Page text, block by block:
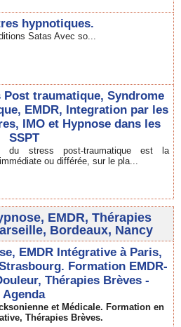
hypnotiques.
Satas Avec so...
traumatique, Syndrome
EMDR, Integration par les
IMO et Hypnose dans les
SSPT
du stress post-traumatique est la
ou différée, sur le pla...
EMDR, Thérapies
Bordeaux, Nancy
EMDR Intégrative à Paris,
Formation EMDR-
Thérapies Brèves -
Agenda
et Médicale. Formation en
Thérapies Brèves.